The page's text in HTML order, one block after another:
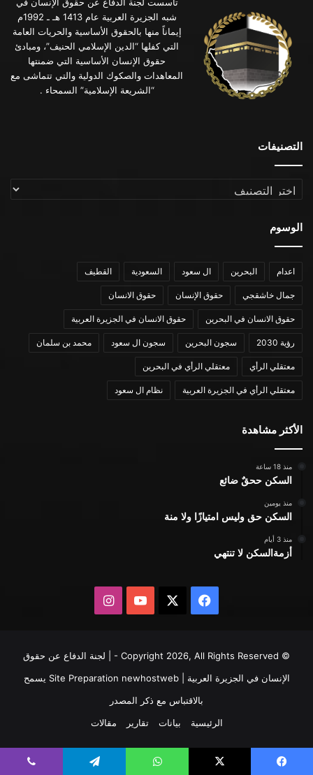
تأسست لجنة الدفاع عن حقوق الإنسان في
شبه الجزيرة العربية عام 1413 هـ ـ 1992م
إيماناً منها بالحقوق الأساسية والحريات العامة
التي كفلها “الدين الإسلامي الحنيف”، ومبادئ
حقوق الإنسان الأساسية التي ضمنتها
المعاهدات والصكوك الدولية والتي تتماشى مع
“الشريعة الإسلامية” السمحاء .
التصنيفات
التصنيفات
الوسوم
اعدام البحرين ال سعود السعودية القطيف
جمال خاشقجي حقوق الإنسان حقوق الانسان
حقوق الانسان في البحرين حقوق الانسان في الجزيرة العربية
رؤية 2030 سجون البحرين سجون ال سعود محمد بن سلمان
معتقلي الرأي معتقلي الرأي في البحرين
معتقلي الرأي في الجزيرة العربية نظام ال سعود
الأكثر مشاهدة
منذ 18 ساعة
السكن ححقٌ ضائع
منذ يومين
السكن حق وليس امتيازًا ولا منة
منذ 3 أيام
أزمةالسكن لا تنتهي
فيسبوك يوتيوبانستقرام
© Copyright 2026, All Rights Reserved - | لجنة الدفاع عن حقوق
الإنسان في الجزيرة العربية | Site Preparationnewhostweb
يسمح
بالاقتباس مع ذكر المصدر
الرئيسية
بيانات تقارير مقالات